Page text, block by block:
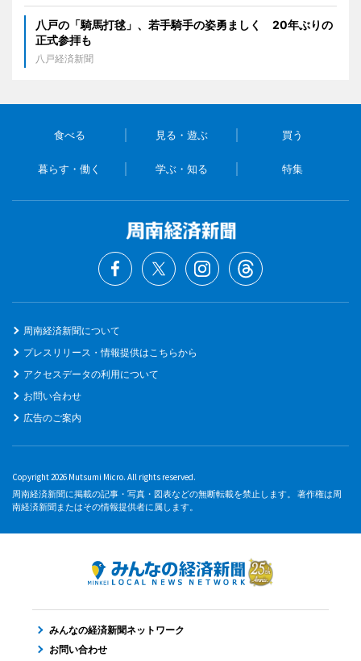
八戸の「騎馬打毬」、若手騎手の姿勇ましく 20年ぶりの
正式参拝も
八戸経済新聞
食べる 見る・遊ぶ 買う
暮らす・働く 学ぶ・知る 特集
周南経済新聞について
プレスリリース・情報提供はこちらから
アクセスデータの利用について
お問い合わせ
広告のご案内
Copyright 2026 Mutsumi Micro. All rights reserved.
周南経済新聞に掲載の記事・写真・図表などの無断転載を禁止します。 著作権は周
南経済新聞またはその情報提供者に属します。
みんなの経済新聞ネットワーク
お問い合わせ